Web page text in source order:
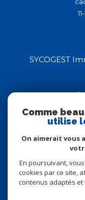
SYCOGEST
Comme
utilise
On aimerait vous
En poursuivant,
cookies par ce site,
contenus adaptés